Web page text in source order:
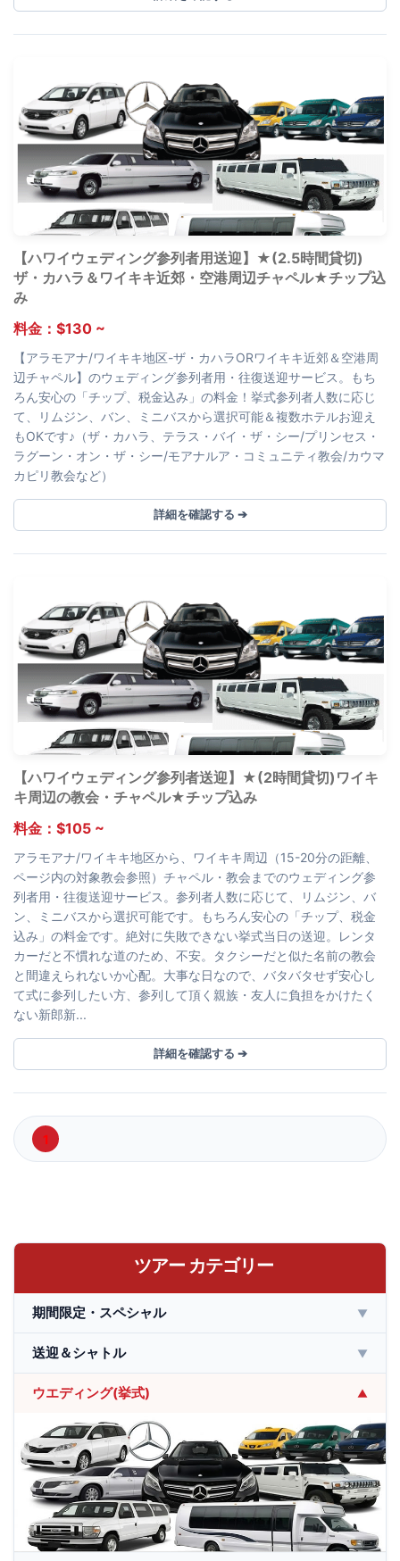
ツアー カテゴリー
期間限定・スペシャル ▼
送迎＆シャトル ▼
ウエディング(挙式) ▼
【ハワイウェディング参列者用送迎】★(2.5時間貸切)
ザ・カハラ＆ワイキキ近郊・空港周辺チャペル★チップ込
み
料金：$130 ~
【アラモアナ/ワイキキ地区-ザ・カハラORワイキキ近郊＆空港周
辺チャペル】のウェディング参列者用・往復送迎サービス。もち
ろん安心の「チップ、税金込み」の料金！挙式参列者人数に応じ
て、リムジン、バン、ミニバスから選択可能＆複数ホテルお迎え
もOKです♪（ザ・カハラ、テラス・バイ・ザ・シー/プリンセス・
ラグーン・オン・ザ・シー/モアナルア・コミュニティ教会/カウマ
カピリ教会など）
詳細を確認する ➔
【ハワイウェディング参列者送迎】★(2時間貸切)ワイキ
キ周辺の教会・チャペル★チップ込み
料金：$105 ~
アラモアナ/ワイキキ地区から、ワイキキ周辺（15-20分の距離、
ページ内の対象教会参照）チャペル・教会までのウェディング参
列者用・往復送迎サービス。参列者人数に応じて、リムジン、バ
ン、ミニバスから選択可能です。もちろん安心の「チップ、税金
込み」の料金です。絶対に失敗できない挙式当日の送迎。レンタ
カーだと不慣れな道のため、不安。タクシーだと似た名前の教会
と間違えられないか心配。大事な日なので、バタバタせず安心し
て式に参列したい方、参列して頂く親族・友人に負担をかけたく
ない新郎新...
詳細を確認する ➔
1